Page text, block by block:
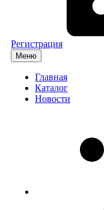
Регистрация
Меню
Главная
Каталог
Новости